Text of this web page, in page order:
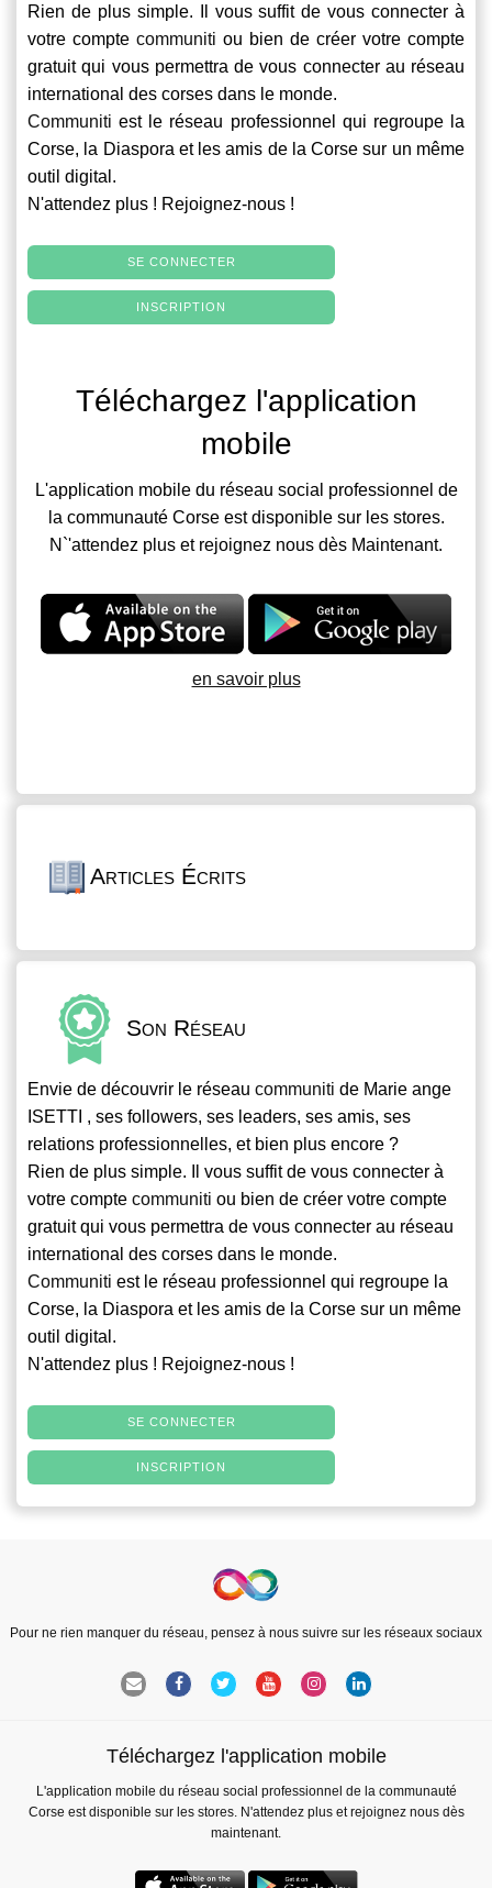
Rien de plus simple. Il vous suffit de vous connecter à
votre compte communiti ou bien de créer votre compte
gratuit qui vous permettra de vous connecter au réseau
international des corses dans le monde.
Communiti est le réseau professionnel qui regroupe la
Corse, la Diaspora et les amis de la Corse sur un même
outil digital.
N'attendez plus ! Rejoignez-nous !
SE CONNECTER
INSCRIPTION
Téléchargez l'application
mobile
L'application mobile du réseau social professionnel de
la communauté Corse est disponible sur les stores.
N`'attendez plus et rejoignez nous dès Maintenant.
en savoir plus
Articles Écrits
Son Réseau
Envie de découvrir le réseau communiti de Marie ange
ISETTI , ses followers, ses leaders, ses amis, ses
relations professionnelles, et bien plus encore ?
Rien de plus simple. Il vous suffit de vous connecter à
votre compte communiti ou bien de créer votre compte
gratuit qui vous permettra de vous connecter au réseau
international des corses dans le monde.
Communiti est le réseau professionnel qui regroupe la
Corse, la Diaspora et les amis de la Corse sur un même
outil digital.
N'attendez plus ! Rejoignez-nous !
SE CONNECTER
INSCRIPTION
Pour ne rien manquer du réseau, pensez à nous suivre sur les réseaux sociaux
Téléchargez l'application mobile
L'application mobile du réseau social professionnel de la communauté
Corse est disponible sur les stores. N'attendez plus et rejoignez nous dès
maintenant.